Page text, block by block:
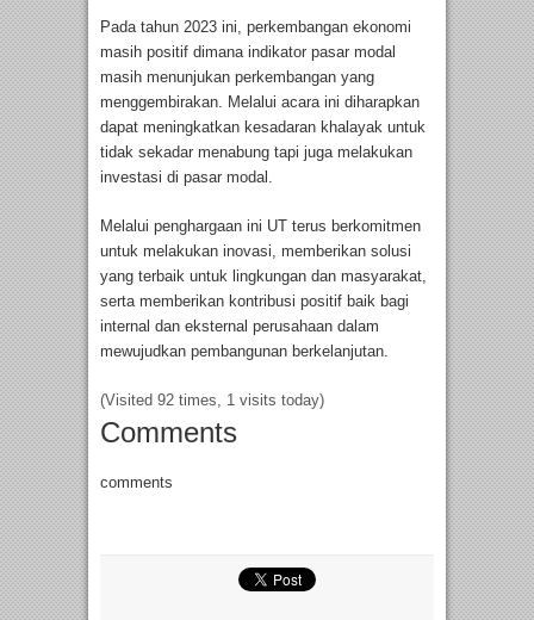
Pada tahun 2023 ini, perkembangan ekonomi
masih positif dimana indikator pasar modal
masih menunjukan perkembangan yang
menggembirakan. Melalui acara ini diharapkan
dapat meningkatkan kesadaran khalayak untuk
tidak sekadar menabung tapi juga melakukan
investasi di pasar modal.
Melalui penghargaan ini UT terus berkomitmen
untuk melakukan inovasi, memberikan solusi
yang terbaik untuk lingkungan dan masyarakat,
serta memberikan kontribusi positif baik bagi
internal dan eksternal perusahaan dalam
mewujudkan pembangunan berkelanjutan.
(Visited 92 times, 1 visits today)
Comments
comments